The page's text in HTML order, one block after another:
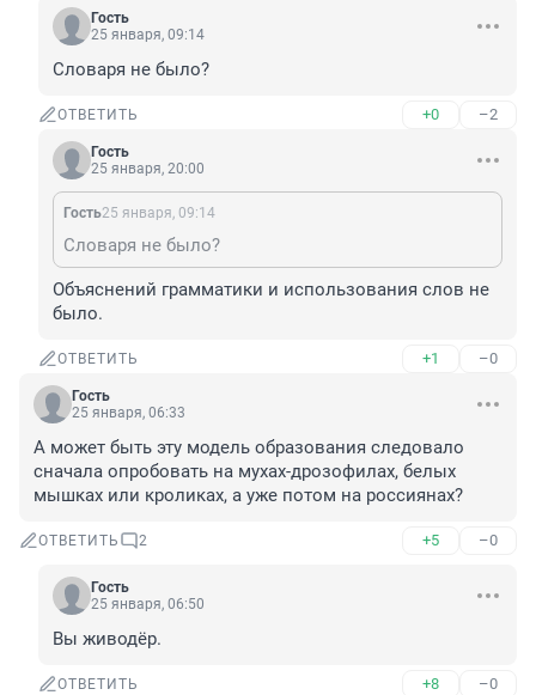
Гость
25 января, 09:14
Словаря не было?
ОТВЕТИТЬ +0 –2
Гость
25 января, 20:00
Гость25 января, 09:14
Словаря не было?
Объяснений грамматики и использования слов не
было.
ОТВЕТИТЬ +1 –0
Гость
25 января, 06:33
А может быть эту модель образования следовало
сначала опробовать на мухах-дрозофилах, белых
мышках или кроликах, а уже потом на россиянах?
ОТВЕТИТЬ 2 +5 –0
Гость
25 января, 06:50
Вы живодёр.
ОТВЕТИТЬ +8 –0